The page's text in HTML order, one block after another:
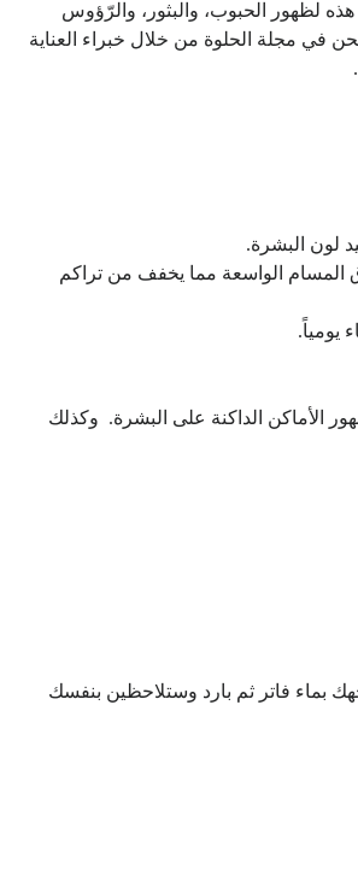
لظهور الحبوب، والبثور، والرّؤوس
في مجلة الحلوة من خلال خبراء العناية
لون البشرة.
المسام الواسعة مما يخفف من تراكم
يومياً.
الأماكن الداكنة على البشرة. وكذلك
معها عصير الليمون واتركيه على بشرتك 25 دقيقة ثم اغسلي وجهك بماء فاتر ثم بارد وستلاحظين بنفسك